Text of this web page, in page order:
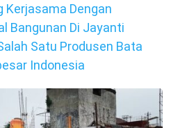
Kerjasama Dengan
Bangunan Di Jayanti
Satu Produsen Bata
Indonesia